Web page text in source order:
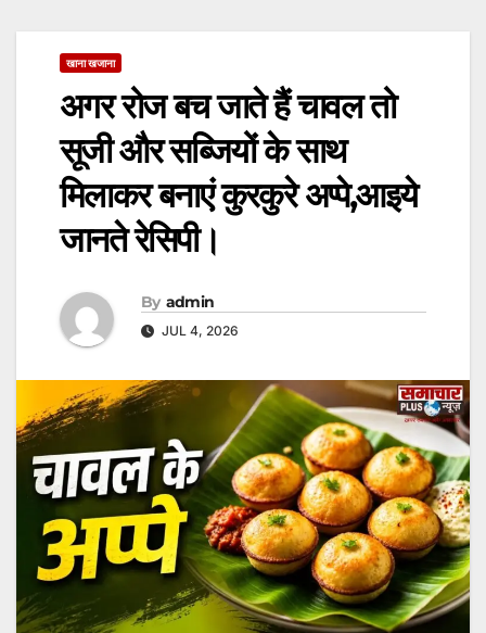
खाना खजाना
अगर रोज बच जाते हैं चावल तो
सूजी और सब्जियों के साथ
मिलाकर बनाएं कुरकुरे अप्पे,आइये
जानते रेसिपी।
By admin
JUL 4, 2026